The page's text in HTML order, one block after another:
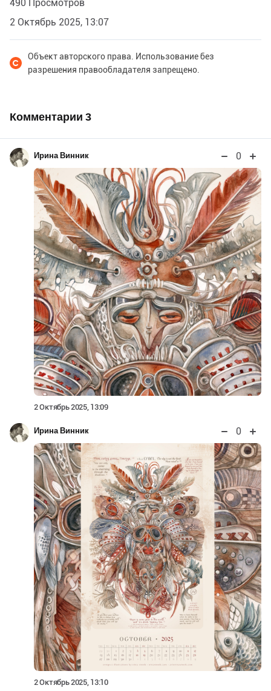
490 Просмотров
2 Октябрь 2025, 13:07
Объект авторского права. Использование без
разрешения правообладателя запрещено.
Комментарии 3
Ирина Винник 0
2 Октябрь 2025, 13:09
Ирина Винник 0
2 Октябрь 2025, 13:10